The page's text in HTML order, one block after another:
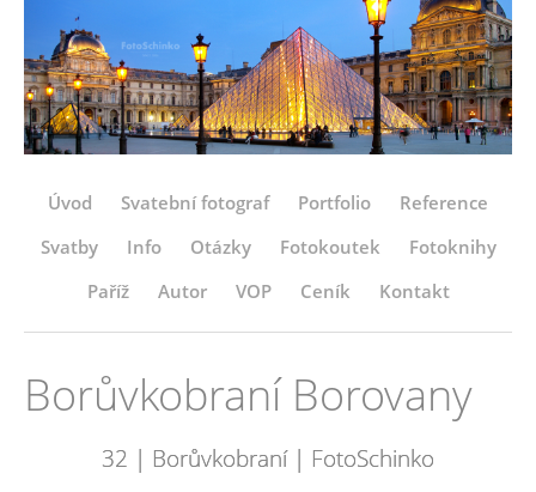
Úvod Svatební fotograf Portfolio
Reference
Svatby
Info Otázky Fotokoutek
Fotoknihy
Paříž
Autor VOP Ceník Kontakt
Borůvkobraní Borovany
32 | Borůvkobraní | FotoSchinko